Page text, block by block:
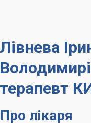
Лівнева
терапевт
Про лікаря